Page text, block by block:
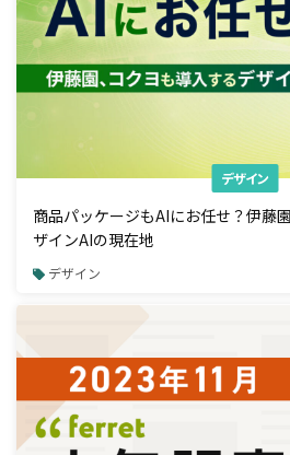
デザイン
商品パッケージもAIにお任せ？伊藤
ザインAIの現在地
デザイン